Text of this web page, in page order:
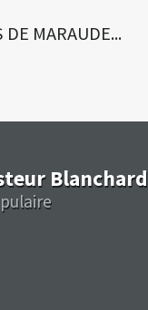
MARAUDE...
Blanchard